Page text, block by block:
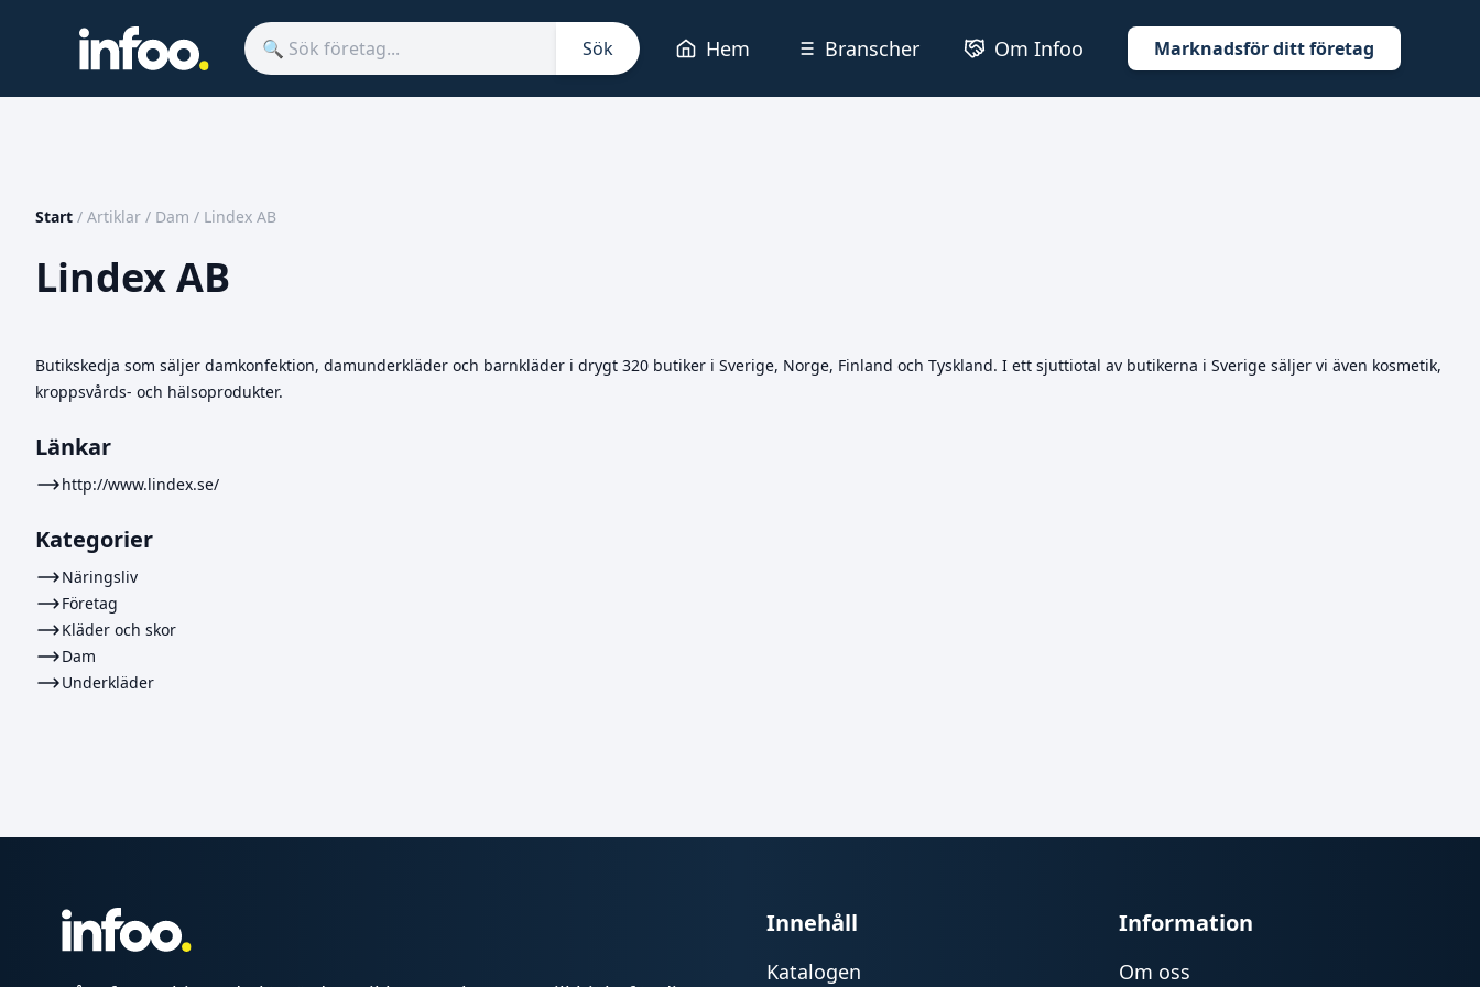
Sök Hem Branscher Om Infoo Marknadsför ditt företag
Start / Artiklar / Dam / Lindex AB
Lindex AB
Butikskedja som säljer damkonfektion, damunderkläder och barnkläder i drygt 320 butiker i Sverige, Norge, Finland och Tyskland. I ett sjuttiotal av butikerna i Sverige säljer vi även kosmetik,
kroppsvårds- och hälsoprodukter.
Länkar
http://www.lindex.se/
Kategorier
Näringsliv
Företag
Kläder och skor
Dam
Underkläder
Innehåll
Katalogen
Information
Om oss